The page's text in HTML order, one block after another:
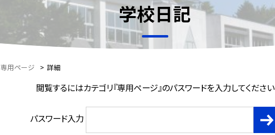
学校日記
専用ページ > 詳細
閲覧するにはカテゴリ『専用ページ』のパスワードを入力してください
パスワード入力